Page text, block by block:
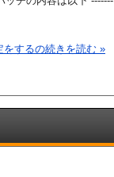
するの続きを読む »